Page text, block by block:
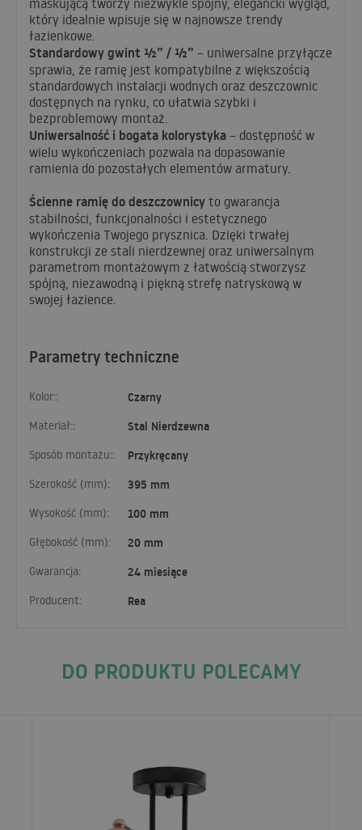
Parametry techniczne
Kolor:: Czarny
Materiał:: Stal Nierdzewna
Sposób montażu:: Przykręcany
Szerokość (mm): 395 mm
Wysokość (mm): 100 mm
Głębokość (mm): 20 mm
Gwarancja: 24 miesiące
Producent: Rea
który idealnie wpisuje się w najnowsze trendy
łazienkowe.
Standardowy gwint ½” / ½” – uniwersalne przyłącze
sprawia, że ramię jest kompatybilne z większością
standardowych instalacji wodnych oraz deszczownic
dostępnych na rynku, co ułatwia szybki i
bezproblemowy montaż.
Uniwersalność i bogata kolorystyka – dostępność w
wielu wykończeniach pozwala na dopasowanie
ramienia do pozostałych elementów armatury.
Ścienne ramię do deszczownicy to gwarancja
stabilności, funkcjonalności i estetycznego
wykończenia Twojego prysznica. Dzięki trwałej
konstrukcji ze stali nierdzewnej oraz uniwersalnym
parametrom montażowym z łatwością stworzysz
spójną, niezawodną i piękną strefę natryskową w
swojej łazience.
DO PRODUKTU POLECAMY